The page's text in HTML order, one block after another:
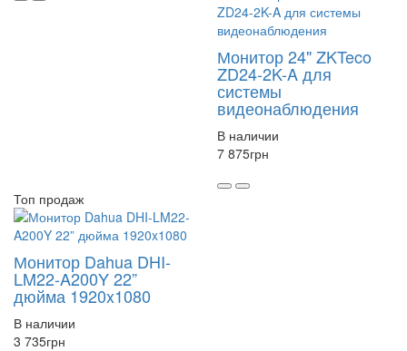
Монитор 24" ZKTeco
ZD24-2K-A для
системы
видеонаблюдения
В наличии
7 875грн
Топ продаж
Монитор Dahua DHI-
LM22-A200Y 22”
дюйма 1920x1080
В наличии
3 735грн